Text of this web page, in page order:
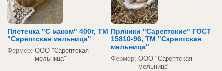
Плетенка "C маком" 400г, ТМ
"Сарептская мельница"
Фермер: ООО "Сарептская
мельница"
Пряники "Сарептские" ГОСТ
15810-96, ТМ "Сарептская
мельница"
Фермер: ООО "Сарептская
мельница"